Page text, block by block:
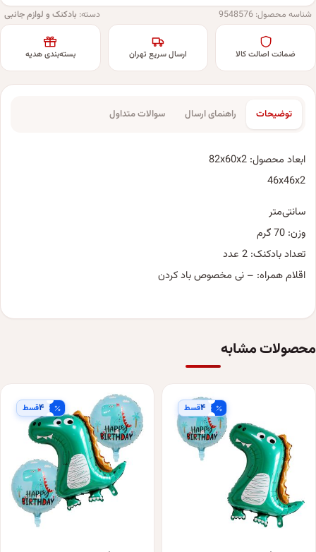
شناسه محصول: 9548576 دسته: بادکنک و لوازم جانبی
ضمانت اصالت کالا ارسال سریع تهران بسته‌بندی هدیه
توضیحات راهنمای ارسال سوالات متداول
ابعاد محصول: 82x60x2
46x46x2
سانتی‌متر
وزن: 70 گرم
تعداد بادکنک: 2 عدد
اقلام همراه: – نی مخصوص باد کردن
محصولات مشابه
۴قسط ۴قسط